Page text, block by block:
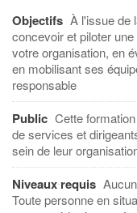
Objectifs À l'issue de
concevoir et piloter
votre organisation, en
en mobilisant ses
responsable
Public Cette
de services et
sein de leur
Niveaux requis
Toute personne en